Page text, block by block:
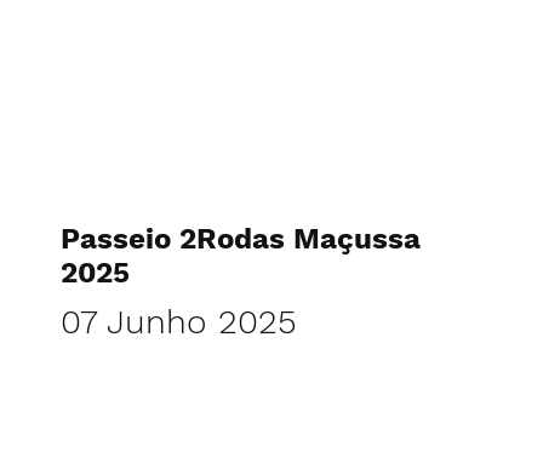
Passeio 2Rodas Maçussa
2025
07 Junho 2025